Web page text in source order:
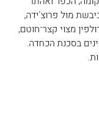
מול פרוצ'ידה,
מצוי קצר־חוטם,
בסכנת הכחדה.